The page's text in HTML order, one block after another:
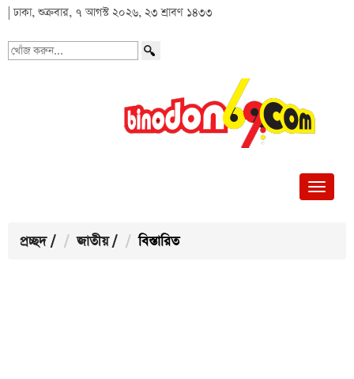
| ঢাকা, শুক্রবার, ৭ আগস্ট ২০২৬, ২৩ শ্রাবণ ১৪৩৩
খোঁজ
প্রচ্ছদ / জাতীয় / বিস্তারিত